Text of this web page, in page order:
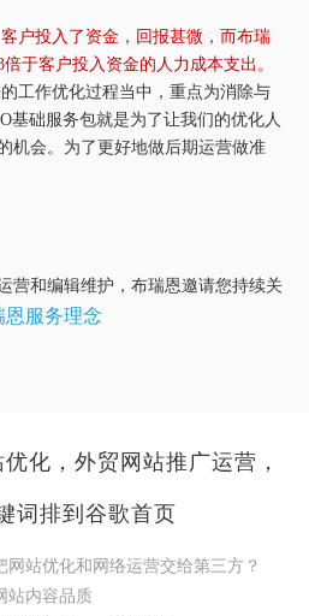
户投入了资金，回报甚微，而布瑞
于客户投入资金的人力成本支出。
作优化过程当中，重点为消除与
基础服务包就是为了让我们的优化人
机会。为了更好地做后期运营做准
营和编辑维护，布瑞恩邀请您持续关
恩服务理念
化，外贸网站推广运营，
词排到谷歌首页
网站优化和网络运营交给第三方？
站内容品质